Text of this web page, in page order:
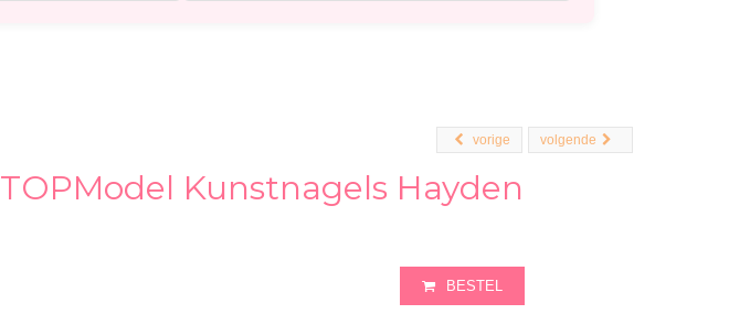
volgende
vorige
TOPModel Kunstnagels Hayden
BESTEL